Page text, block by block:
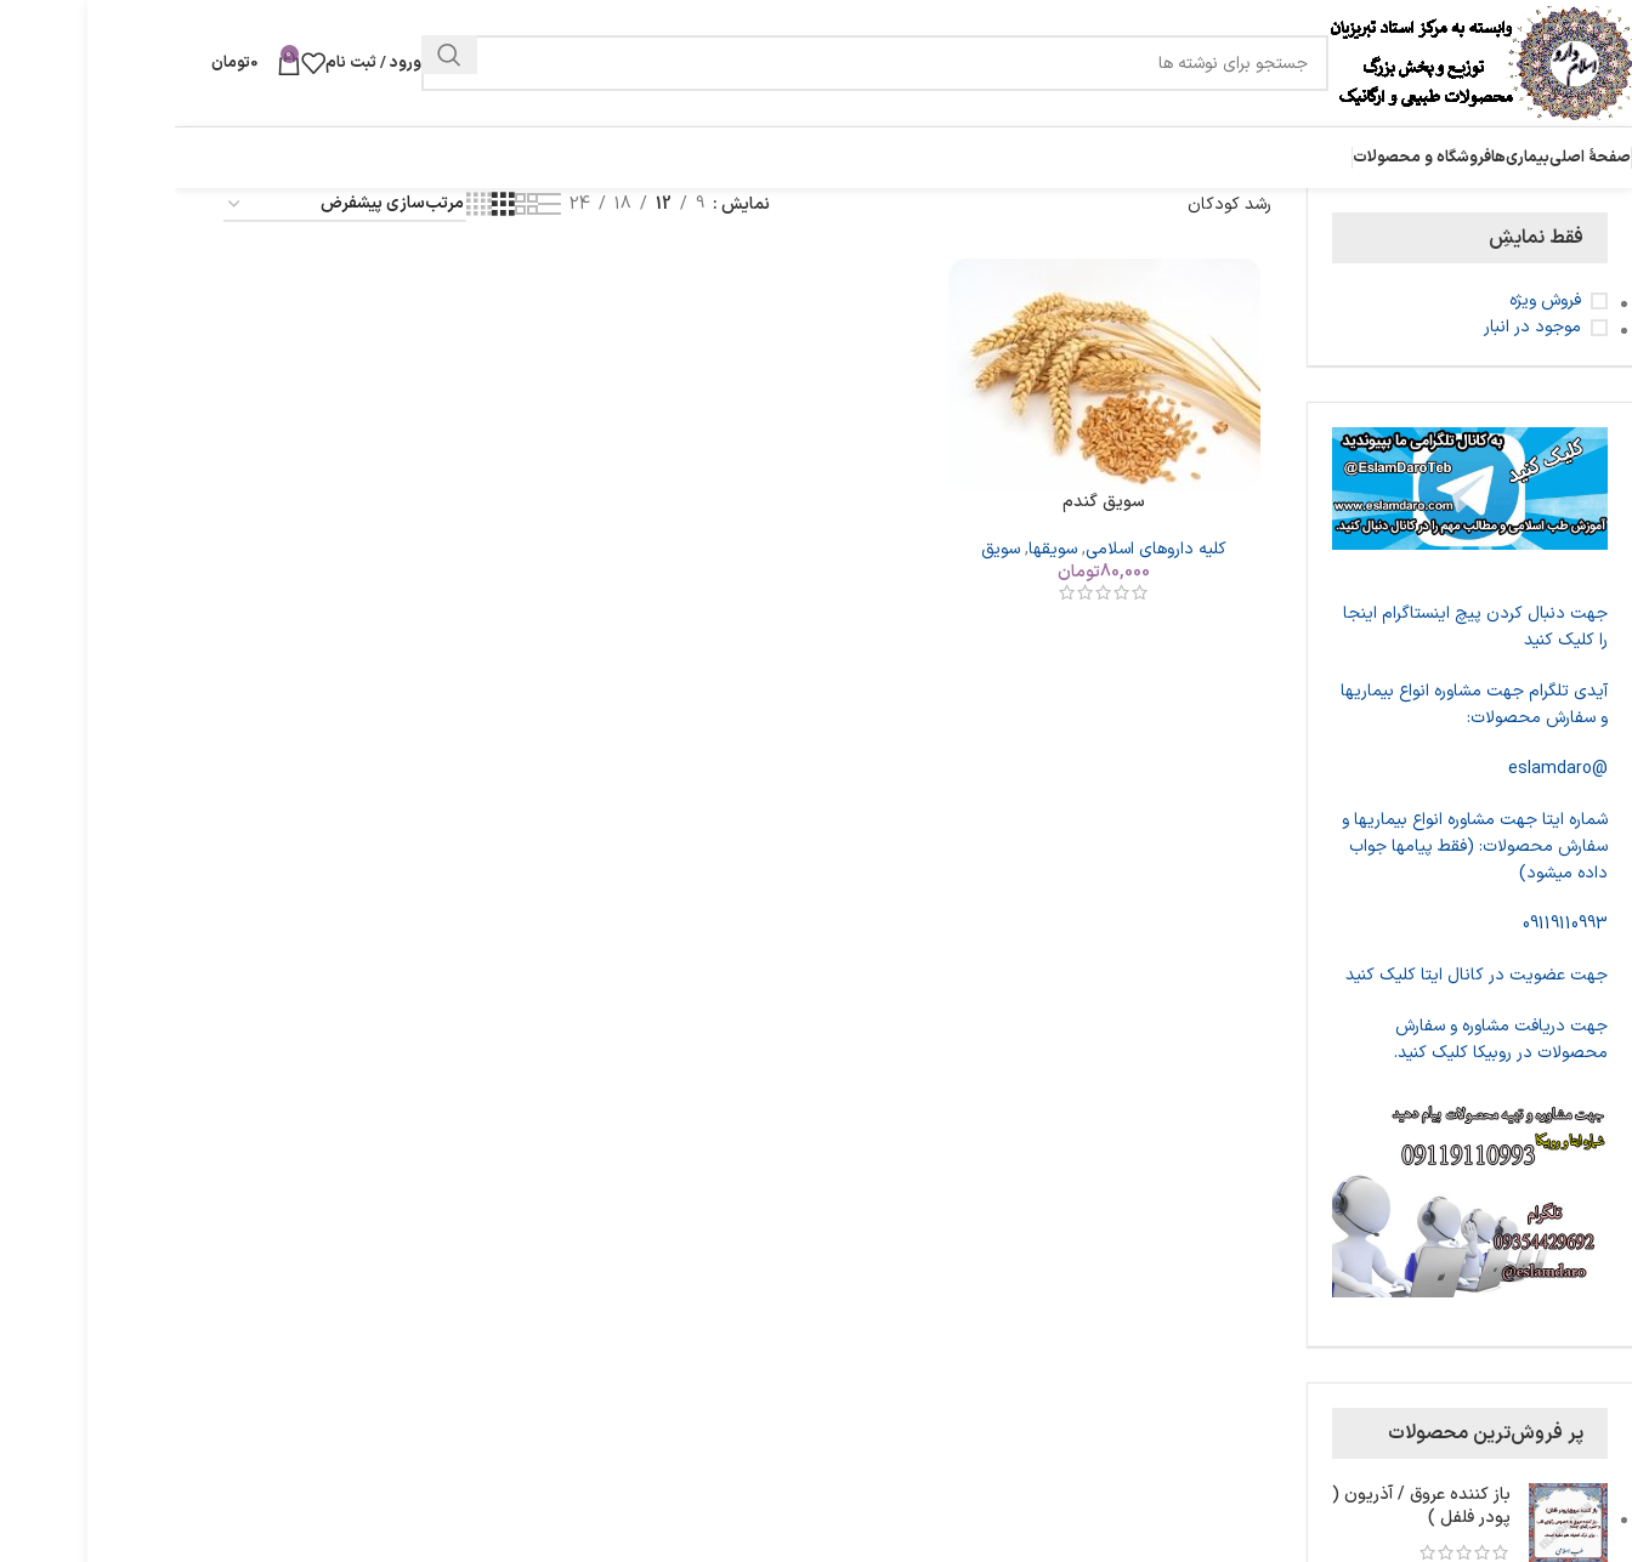
ورود / ثبت نام 0
0تومان
صفحۀ اصلیبیماری‌هافروشگاه و محصولات
فقط نمایشِ
فروش ویژه
موجود در انبار
جهت دنبال کردن پیچ اینستاگرام اینجا
را کلیک کنید
آیدی تلگرام جهت مشاوره انواع بیماریها
و سفارش محصولات:
@eslamdaro
شماره ایتا جهت مشاوره انواع بیماریها و
سفارش محصولات: (فقط پیامها جواب
داده میشود)
09119110993
جهت عضویت در کانال ایتا کلیک کنید
جهت دریافت مشاوره و سفارش
محصولات در روبیکا کلیک کنید.
پر فروش‌ترین محصولات
باز کننده عروق / آذریون (
پودر فلفل )
رشد کودکان نمایش 9
12
18
24
سویق گندم
کلیه داروهای اسلامی,سویقها,سویق
80,000تومان